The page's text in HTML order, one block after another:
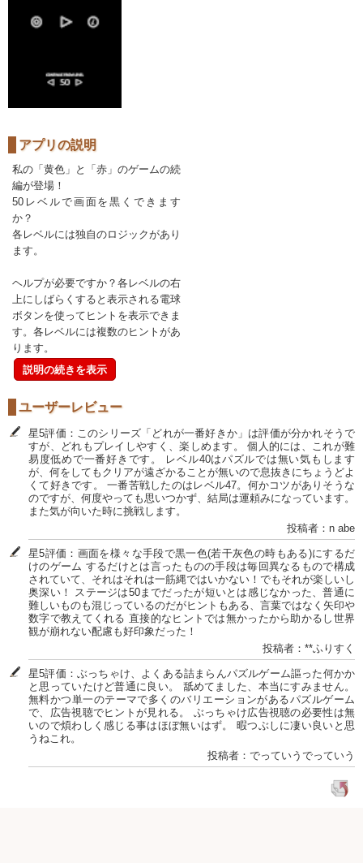
アプリの説明
私の「黄色」と「赤」のゲームの続
編が登場！
50レベルで画面を黒くできます
か？
各レベルには独自のロジックがあり
ます。
ヘルプが必要ですか？各レベルの右
上にしばらくすると表示される電球
ボタンを使ってヒントを表示できま
す。各レベルには複数のヒントがあ
ります。
説明の続きを表示
ユーザーレビュー
星5評価：このシリーズ「どれが一番好きか」は評価が分かれそうで
すが、どれもプレイしやすく、楽しめます。 個人的には、これが難
易度低めで一番好きです。 レベル40はパズルでは無い気もします
が、何をしてもクリアが遠ざかることが無いので息抜きにちょうどよ
くて好きです。 一番苦戦したのはレベル47。何かコツがありそうな
のですが、何度やっても思いつかず、結局は運頼みになっています。
また気が向いた時に挑戦します。
投稿者：n abe
星5評価：画面を様々な手段で黒一色(若干灰色の時もある)にするだ
けのゲーム するだけとは言ったものの手段は毎回異なるもので構成
されていて、それはそれは一筋縄ではいかない！でもそれが楽しいし
奥深い！ ステージは50までだったが短いとは感じなかった、普通に
難しいものも混じっているのだがヒントもある、言葉ではなく矢印や
数字で教えてくれる 直接的なヒントでは無かったから助かるし世界
観が崩れない配慮も好印象だった！
投稿者：**ふりすく
星5評価：ぶっちゃけ、よくある詰まらんパズルゲーム謳った何かか
と思っていたけど普通に良い。 舐めてました、本当にすみません。
無料かつ単一のテーマで多くのバリエーションがあるパズルゲーム
で、広告視聴でヒントが見れる。 ぶっちゃけ広告視聴の必要性は無
いので煩わしく感じる事はほぼ無いはず。 暇つぶしに凄い良いと思
うねこれ。
投稿者：でっていうでっていう